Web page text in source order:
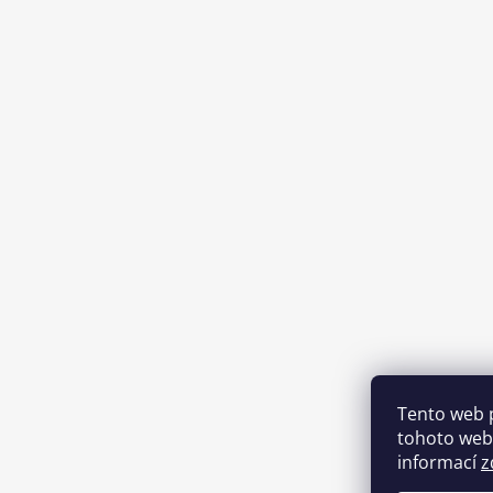
Tento web
tohoto
informací